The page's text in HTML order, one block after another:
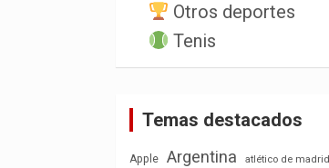
Otros deportes
Tenis
Temas destacados
Apple Argentina atlético de madrid